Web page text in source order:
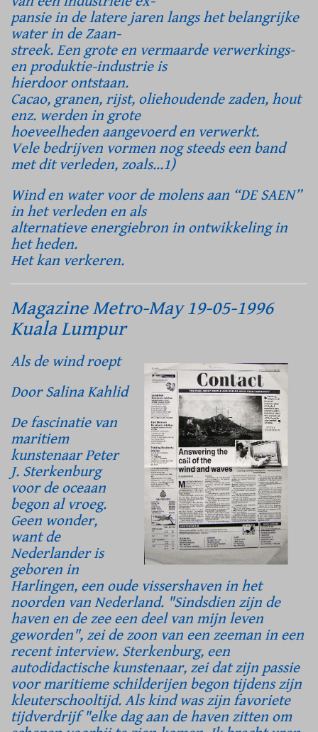
pansie in de latere jaren langs het belangrijke
water in de Zaan-
streek. Een grote en vermaarde verwerkings-
en produktie-industrie is
hierdoor ontstaan.
Cacao, granen, rijst, oliehoudende zaden, hout
enz. werden in grote
hoeveelheden aangevoerd en verwerkt.
Vele bedrijven vormen nog steeds een band
met dit verleden, zoals…1)
Wind en water voor de molens aan “DE SAEN”
in het verleden en als
alternatieve energiebron in ontwikkeling in
het heden.
Het kan verkeren.
Magazine Metro-May 19-05-1996
Kuala Lumpur
Als de wind roept
Door Salina Kahlid
De fascinatie van
maritiem
kunstenaar Peter
J. Sterkenburg
voor de oceaan
begon al vroeg.
Geen wonder,
want de
Nederlander is
geboren in
Harlingen, een oude vissershaven in het
noorden van Nederland. "Sindsdien zijn de
haven en de zee een deel van mijn leven
geworden", zei de zoon van een zeeman in een
recent interview. Sterkenburg, een
autodidactische kunstenaar, zei dat zijn passie
voor maritieme schilderijen begon tijdens zijn
kleuterschooltijd. Als kind was zijn favoriete
tijdverdrijf "elke dag aan de haven zitten om